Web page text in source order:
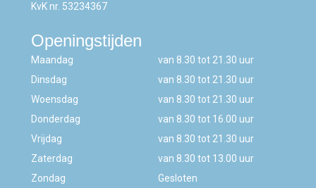
KvK nr. 53234367
Openingstijden
Maandag
van 8.30 tot 21.30 uur
Dinsdag
van 8.30 tot 21.30 uur
Woensdag
van 8.30 tot 21.30 uur
Donderdag
van 8.30 tot 16.00 uur
Vrijdag
van 8.30 tot 21.30 uur
Zaterdag
van 8.30 tot 13.00 uur
Zondag
Gesloten